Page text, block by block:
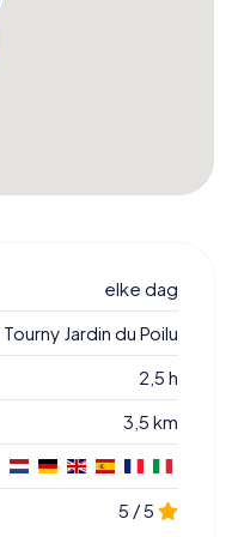
elke dag
Jardin du Poilu
2,5 h
3,5 km
5 / 5